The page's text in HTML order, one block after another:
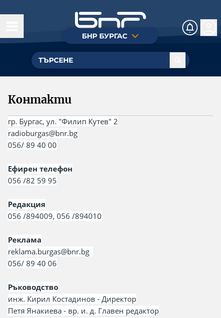
БНР БУРГАС
Днес
Новини
Общество
Закон и ред
Любопитно
Култура и музика
Зов за помощ
Образование
Икономика и туризъм
Здраве
Спорт
Предавания
Сутрешен блок
Булевард Демокрация
Ден до пладне
Ева в неделя
Music Point
Нашите инициативи
Зов за помощ
Реклама
Контакти
Архивен фонд на БНР
Контакти
гр. Бургас, ул. "Филип Кутев" 2
radioburgas@bnr.bg
056/ 89 40 00
Ефирен телефон
056 /82 59 95
Редакция
056 /894009, 056 /894010
Реклама
reklama.burgas@bnr.bg
056/ 89 40 06
Ръководство
инж. Кирил Костадинов - Директор
Петя Янакиева - вр. и. д. Главен редактор